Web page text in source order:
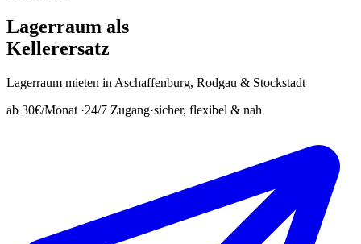
Lagerraum als
Kellerersatz
Lagerraum mieten in Aschaffenburg, Rodgau & Stockstadt
ab 30€/Monat ·24/7 Zugang·sicher, flexibel & nah